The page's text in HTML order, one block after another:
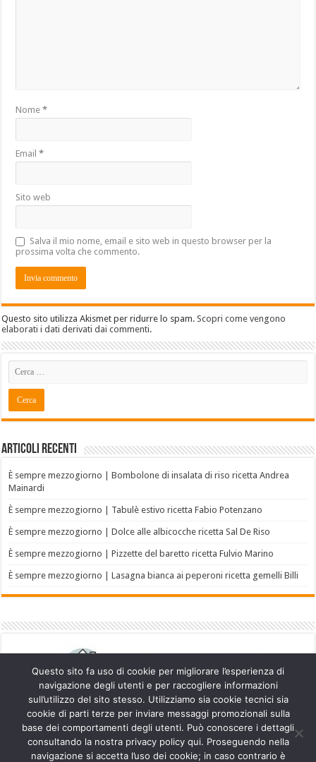
Nome*
Email*
Sito web
Salva il mio nome, email e sito web in questo browser per la
prossima volta che commento.
Questo sito utilizza Akismet per ridurre lo spam.Scopri come vengono
elaborati i dati derivati dai commenti.
Articoli recenti
È sempre mezzogiorno | Bombolone di insalata di riso ricetta Andrea
Mainardi
È sempre mezzogiorno | Tabulè estivo ricetta Fabio Potenzano
È sempre mezzogiorno | Dolce alle albicocche ricetta Sal De Riso
È sempre mezzogiorno | Pizzette del baretto ricetta Fulvio Marino
È sempre mezzogiorno | Lasagna bianca ai peperoni ricetta gemelli Billi
Questo sito fa uso di cookie per migliorare l’esperienza di
navigazione degli utenti e per raccogliere informazioni
sull’utilizzo del sito stesso. Utilizziamo sia cookie tecnici sia
cookie di parti terze per inviare messaggi promozionali sulla
base dei comportamenti degli utenti. Può conoscere i dettagli
consultando la nostra privacy policy qui. Proseguendo nella
navigazione si accetta l’uso dei cookie; in caso contrario è